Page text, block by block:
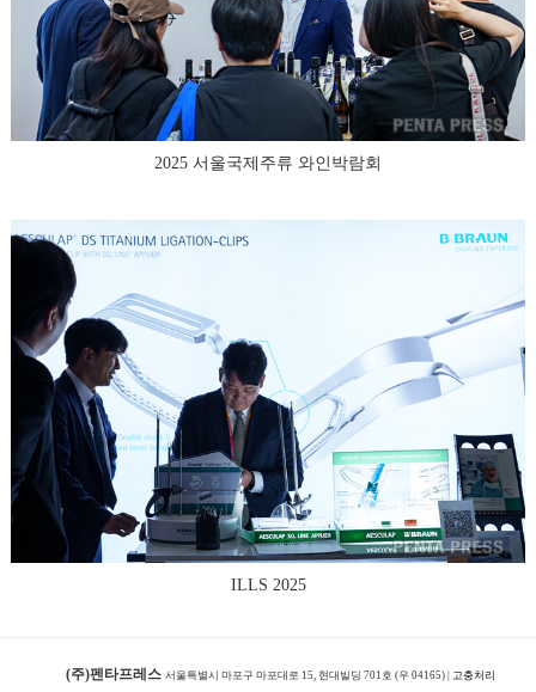
2025 서울국제주류 와인박람회
ILLS 2025
(주)펜타프레스 서울특별시 마포구 마포대로 15, 현대빌딩 701호 (우 04165) | 고충처리